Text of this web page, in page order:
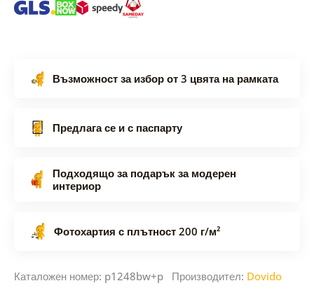
Възможност за избор от 3 цвята на рамката
Предлага се и с паспарту
Подходящо за подарък за модерен
интериор
Фотохартия с плътност 200 г/м²
Каталожен номер: p1248bw+p Производител: Dovido